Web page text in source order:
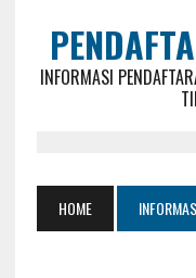
INFORMASI
HOME